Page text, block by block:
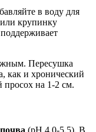
в воду для
крупинку
Пересушка
как и хронический
просох на 1-2 см.